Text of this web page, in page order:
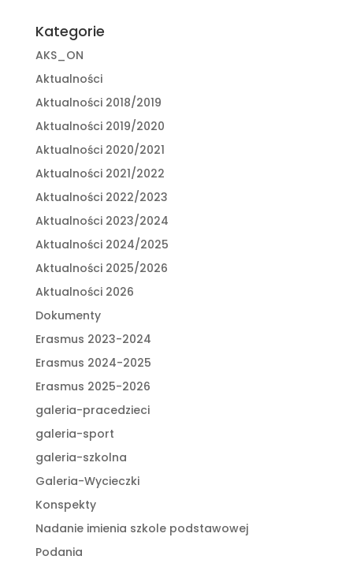
Kategorie
AKS_ON
Aktualności
Aktualności 2018/2019
Aktualności 2019/2020
Aktualności 2020/2021
Aktualności 2021/2022
Aktualności 2022/2023
Aktualności 2023/2024
Aktualności 2024/2025
Aktualności 2025/2026
Aktualności 2026
Dokumenty
Erasmus 2023-2024
Erasmus 2024-2025
Erasmus 2025-2026
galeria-pracedzieci
galeria-sport
galeria-szkolna
Galeria-Wycieczki
Konspekty
Nadanie imienia szkole podstawowej
Podania